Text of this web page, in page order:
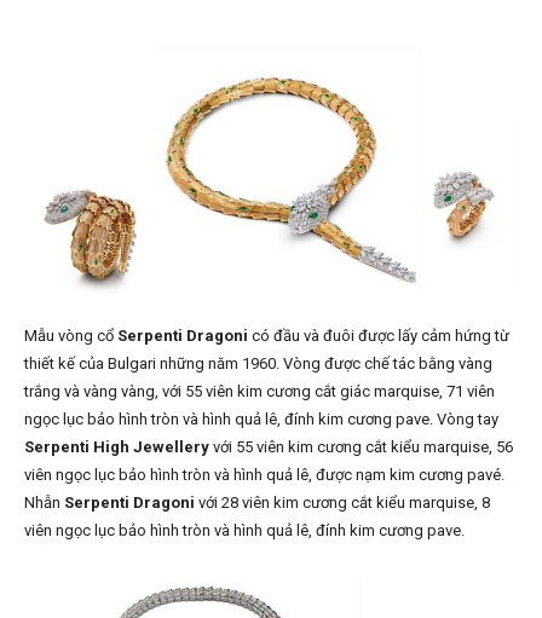
Mẫu vòng cổ Serpenti Dragoni có đầu và đuôi được lấy cảm hứng từ
thiết kế của Bulgari những năm 1960. Vòng được chế tác bằng vàng
trắng và vàng vàng, với 55 viên kim cương cắt giác marquise, 71 viên
ngọc lục bảo hình tròn và hình quả lê, đính kim cương pave. Vòng tay
Serpenti High Jewellery với 55 viên kim cương cắt kiểu marquise, 56
viên ngọc lục bảo hình tròn và hình quả lê, được nạm kim cương pavé.
Nhẫn Serpenti Dragoni với 28 viên kim cương cắt kiểu marquise, 8
viên ngọc lục bảo hình tròn và hình quả lê, đính kim cương pave.